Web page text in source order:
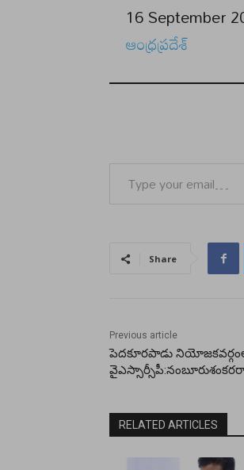
Date
16 September
In relation to
ఆంధ్రప్రదేశ్
Share
Previous article
పెదకూరపాడు నియోజకవర్గంలో
RELATED ARTICLES